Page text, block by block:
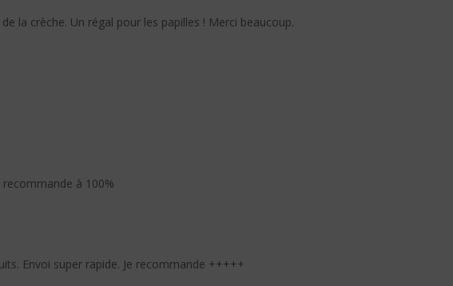
la crèche. Un régal pour les papilles ! Merci beaucoup.
à 100%
Envoi super rapide. Je recommande +++++